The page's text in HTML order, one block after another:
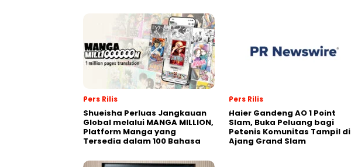
Pers Rilis
Shueisha Perluas Jangkauan
Global melalui MANGA MILLION,
Platform Manga yang
Tersedia dalam 100 Bahasa
Pers Rilis
Haier Gandeng AO 1 Point
Slam, Buka Peluang bagi
Petenis Komunitas Tampil di
Ajang Grand Slam